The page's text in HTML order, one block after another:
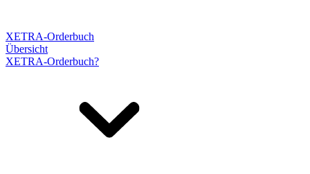
XETRA-Orderbuch
Übersicht
XETRA-Orderbuch?